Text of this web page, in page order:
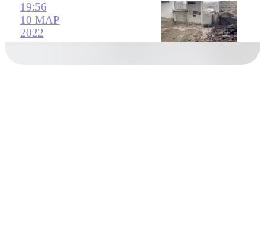
19:56
10 МАР
2022